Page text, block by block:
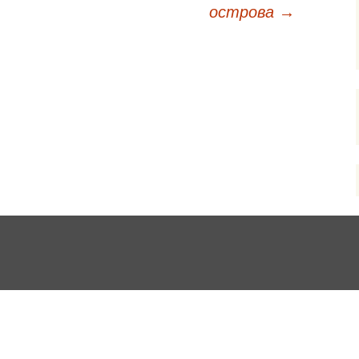
острова →